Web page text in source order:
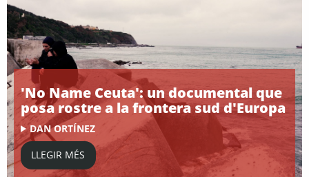
'No Name Ceuta': un documental que
posa rostre a la frontera sud d'Europa
DAN ORTÍNEZ
LLEGIR MÉS